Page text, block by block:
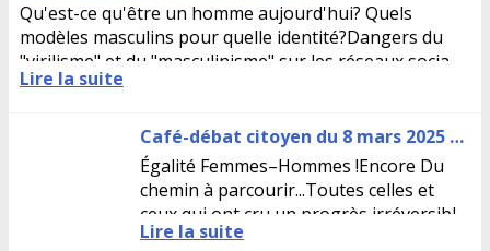
Qu'est-ce qu'être un homme aujourd'hui? Quels
modèles masculins pour quelle identité?Dangers du
"virilisme" et du "masculinisme" sur les réseaux sociaux
.Venez en discuter avec...
Lire la suite
Café-débat citoyen du 8 mars 2025 maison des associations 10h30-12h30
Égalité Femmes–Hommes !Encore Du
chemin à parcourir...Toutes celles et
ceux qui ont cru un progrès irréversible
de la condition féminine peuvent
Lire la suite